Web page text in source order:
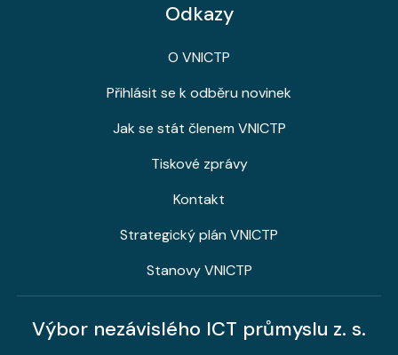
Odkazy
O VNICTP
Přihlásit se k odběru novinek
Jak se stát členem VNICTP
Tiskové zprávy
Kontakt
Strategický plán VNICTP
Stanovy VNICTP
Výbor nezávislého ICT průmyslu z. s.